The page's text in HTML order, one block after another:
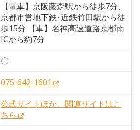
【電車】京阪藤森駅から徒歩7分、
京都市営地下鉄･近鉄竹田駅から徒
歩15分 【車】名神高速道路京都南
ICから約7分
〇
075-642-1601
公式サイトほか、関連サイトはこ
ちら